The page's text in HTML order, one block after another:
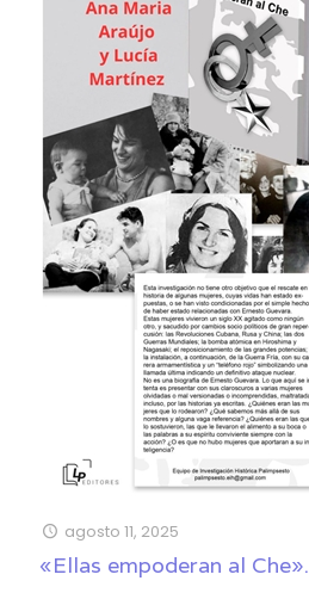
agosto 11, 2025
«Ellas empoderan al Che».